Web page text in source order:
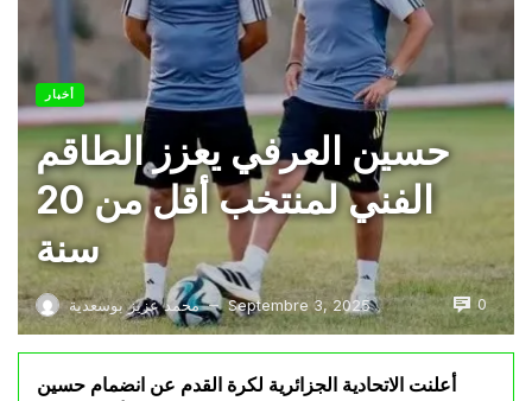
أخبار
حسين العرفي يعزز الطاقم
الفني لمنتخب أقل من 20
سنة
محمد عزيز بوسعدية — Septembre 3, 2025 0
أعلنت الاتحادية الجزائرية لكرة القدم عن انضمام حسين